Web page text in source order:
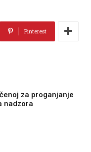
Pinterest
za proganjanje
nadzora